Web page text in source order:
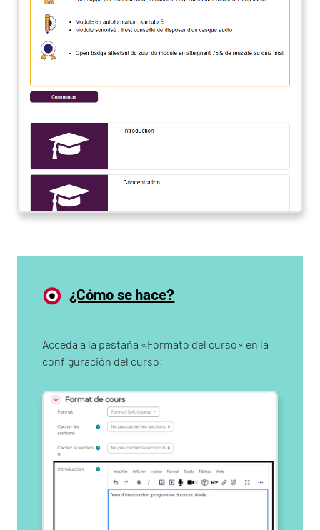
¿Cómo se hace?
Acceda a la pestaña «Formato del curso» en la
configuración del curso: